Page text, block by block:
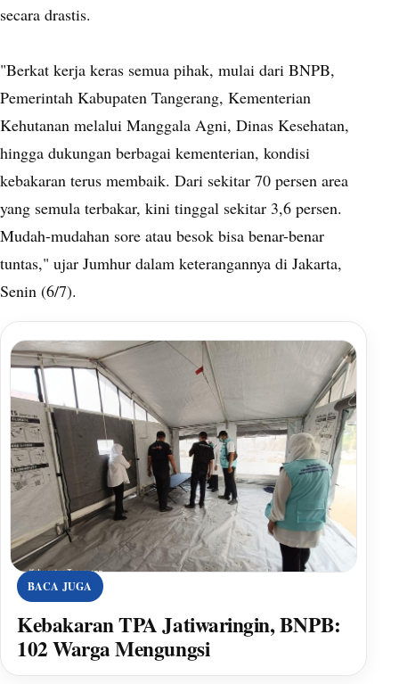
secara drastis.
"Berkat kerja keras semua pihak, mulai dari BNPB,
Pemerintah Kabupaten Tangerang, Kementerian
Kehutanan melalui Manggala Agni, Dinas Kesehatan,
hingga dukungan berbagai kementerian, kondisi
kebakaran terus membaik. Dari sekitar 70 persen area
yang semula terbakar, kini tinggal sekitar 3,6 persen.
Mudah-mudahan sore atau besok bisa benar-benar
tuntas," ujar Jumhur dalam keterangannya di Jakarta,
Senin (6/7).
BACA JUGA
Kebakaran TPA Jatiwaringin, BNPB:
102 Warga Mengungsi